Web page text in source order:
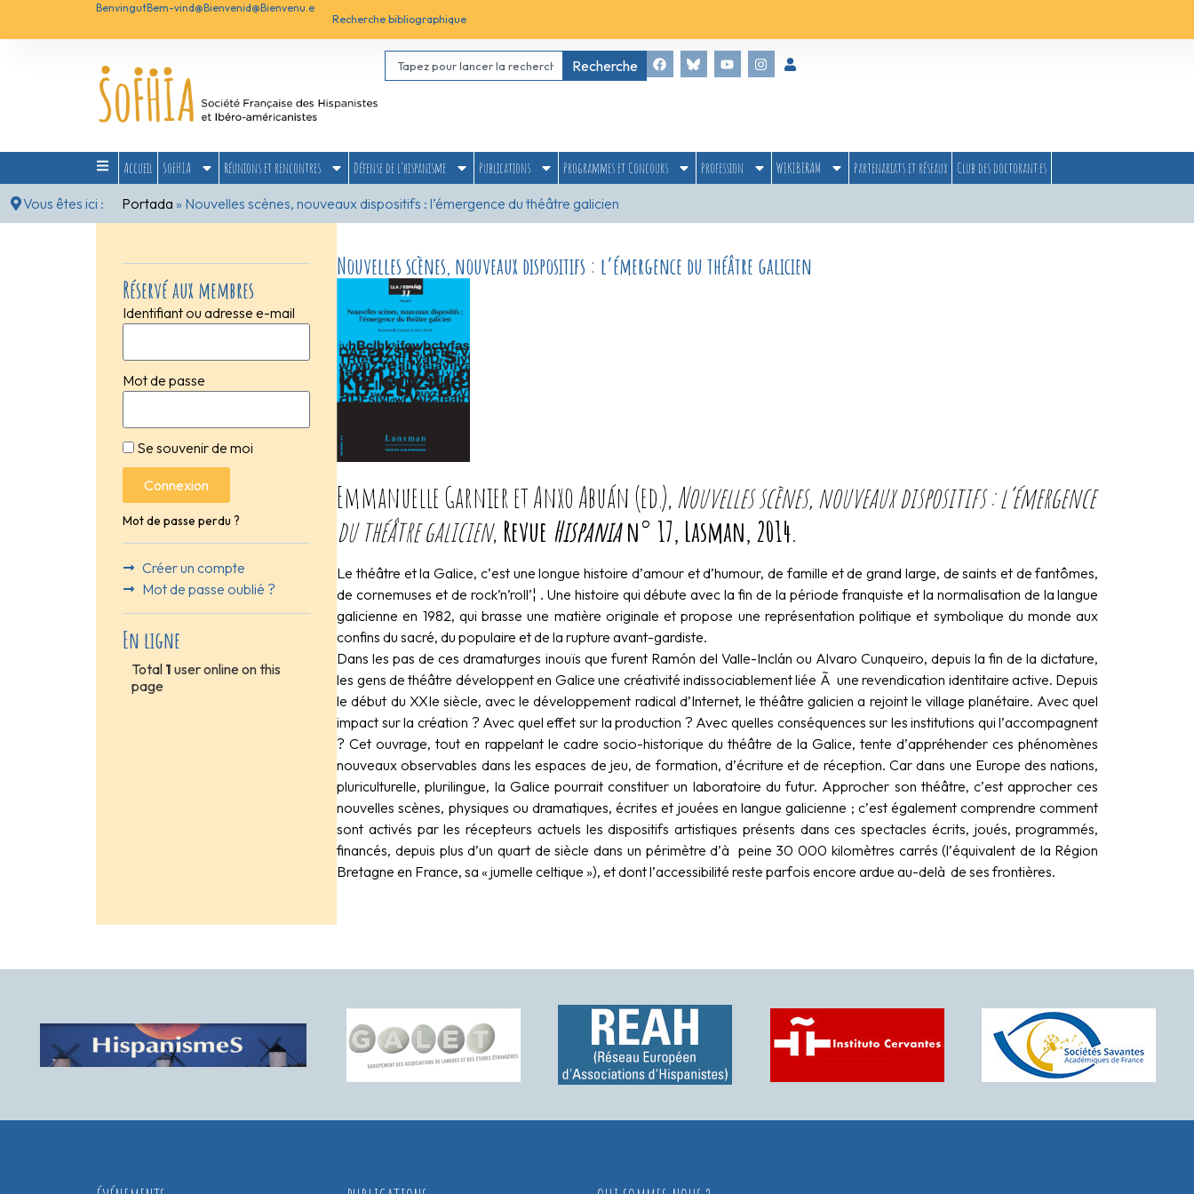
BenvingutBem-vind@Bienvenid@Bienvenu.e
Recherche bibliographique
Recherche
Accueil SoFHIA Réunions et rencontres Défense de l’hispanisme Publications Programmes et Concours Profession WIKIBERAM Partenariats et réseaux
Club des doctorant·es
Vous êtes ici :
Portada » Nouvelles scènes, nouveaux dispositifs : l’émergence du théâtre galicien
Réservé aux membres
Identifiant ou adresse e-mail
Mot de passe
Se souvenir de moi
Connexion
Mot de passe perdu ?
Créer un compte
Mot de passe oublié ?
En ligne
Total 1 user online on this
page
Nouvelles scènes, nouveaux dispositifs : l’émergence du théâtre galicien
Emmanuelle Garnier et Anxo Abuán (ed.), Nouvelles scènes, nouveaux dispositifs : l’émergence
du théâtre galicien, Revue Hispanian° 17, Lasman, 2014.
Le théâtre et la Galice, c’est une longue histoire d’amour et d’humour, de famille et de grand large, de saints et de fantômes,
de cornemuses et de rock’n’roll’¦ . Une histoire qui débute avec la fin de la période franquiste et la normalisation de la langue
galicienne en 1982, qui brasse une matière originale et propose une représentation politique et symbolique du monde aux
confins du sacré, du populaire et de la rupture avant-gardiste.
Dans les pas de ces dramaturges inouïs que furent Ramón del Valle-Inclán ou Alvaro Cunqueiro, depuis la fin de la dictature,
les gens de théâtre développent en Galice une créativité indissociablement liée Ã une revendication identitaire active. Depuis
le début du XXIe siècle, avec le développement radical d’Internet, le théâtre galicien a rejoint le village planétaire. Avec quel
impact sur la création ? Avec quel effet sur la production ? Avec quelles conséquences sur les institutions qui l’accompagnent
? Cet ouvrage, tout en rappelant le cadre socio-historique du théâtre de la Galice, tente d’appréhender ces phénomènes
nouveaux observables dans les espaces de jeu, de formation, d’écriture et de réception. Car dans une Europe des nations,
pluriculturelle, plurilingue, la Galice pourrait constituer un laboratoire du futur. Approcher son théâtre, c’est approcher ces
nouvelles scènes, physiques ou dramatiques, écrites et jouées en langue galicienne ; c’est également comprendre comment
sont activés par les récepteurs actuels les dispositifs artistiques présents dans ces spectacles écrits, joués, programmés,
financés, depuis plus d’un quart de siècle dans un périmètre d’à peine 30 000 kilomètres carrés (l’équivalent de la Région
Bretagne en France, sa « jumelle celtique »), et dont l’accessibilité reste parfois encore ardue au-delà de ses frontières.